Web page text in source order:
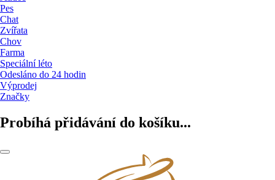
Pes
Chat
Zvířata
Chov
Farma
Speciální léto
Odesláno do 24 hodin
Výprodej
Značky
Probíhá přidávání do košíku...